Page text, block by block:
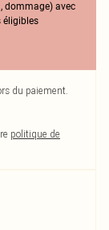
dommage) avec
éligibles
du paiement.
politique de